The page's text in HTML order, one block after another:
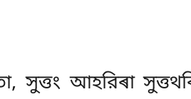
সুত্তং আহরিৰা